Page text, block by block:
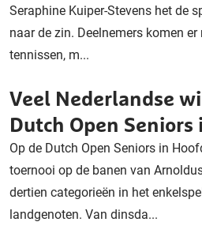
Seraphine Kuiper-Stevens het de
naar de zin. Deelnemers komen
tennissen, m...
Veel Nederlandse
Dutch Open
Op de Dutch Open Seniors in
toernooi op de banen van
dertien categorieën in het
landgenoten. Van dinsda...